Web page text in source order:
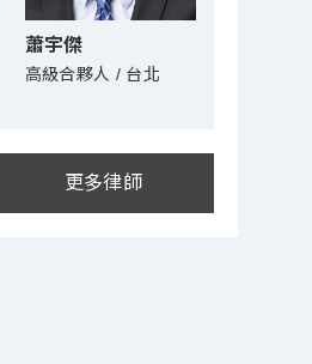
蕭宇傑
高級合夥人 / 台北
更多律師